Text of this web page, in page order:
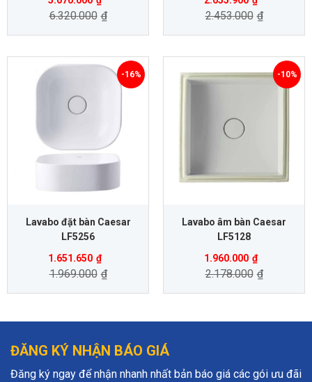
6.320.000 ₫ 2.453.000 ₫
Lavabo đặt bàn Caesar
LF5256
1.651.650 ₫
1.969.000 ₫
-16%
Lavabo âm bàn Caesar
LF5128
1.960.000 ₫
2.178.000 ₫
-10%
ĐĂNG KÝ NHẬN BÁO GIÁ
Đăng ký ngay để nhận nhanh nhất bản báo giá các gói ưu đãi